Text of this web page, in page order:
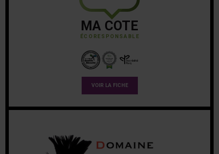
MA COTE
ÉCORESPONSABLE
VOIR LA FICHE